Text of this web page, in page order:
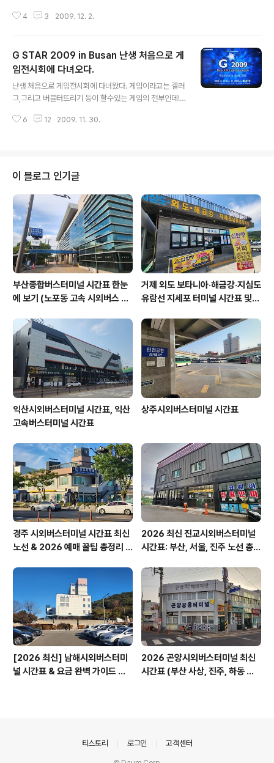
인들의 상권활성화에 큰 도움이 될것 같습니다 이미지 출
이렇게 차 없는 거리를 만들고, 그 자리에 크리스마스트리
로 가득 장식한것은 아주 긍정적이라고 봅니다! 이미지 출
처 http://www.btcf.kr/ 광복로입구의 시작을 알리는 크
리스마스트리 어른 키보다도더큰 트리들 썰매를 끄는 루돌
프사슴을 비롯하여, 트리의 아름다움을 찍기위해 모여든
사진작가들과, 서로 사랑의 눈빛을 전달하는 젊은 연인들,
4 3 2009. 12. 2.
G STAR 2009 in Busan 난생 처음으로 게
임전시회에 다녀오다.
난생 처음으로 게임전시회에 다녀왔다. 게임이라고는 겔러
그,그리고 버블터뜨리기 등이 할수있는 게임의 전부인데!
들 그러하였지만,못한다고 빠지기가 일수였고.그러한 게임
게임도 할줄 모르는 사람이다 -.- 나의 기억에 오늘 벡스코
에서 제과제빵박람회가 마지막날 이라는 생각에 발길을 움
직였다. 센텀시티지하철역에 내리자 온 기둥에 온라인게임
의 대형홍보물이 붙어있다.벡스코로 다가갈수록 벽면까지
대형광고의 물결이다.순간 나는 지금 여기 서 있는 곳이 어
디지? 현실인가!아니면, 게임속의 세계에 내가 들어와 ..
6 12 2009. 11. 30.
이 블로그 인기글
부산종합버스터미널 시간표 한눈
에 보기 (노포동 고속 시외버스 총
거제 외도 보타니아·해금강·지심도
유람선 지세포 터미널 시간표 및
익산시외버스터미널 시간표, 익산
고속버스터미널 시간표
상주시외버스터미널 시간표
경주 시외버스터미널 시간표 최신
노선 & 2026 예매 꿀팁 총정리 &
2026 최신 진교시외버스터미널
시간표: 부산, 서울, 진주 노선 총정
[2026 최신] 남해시외버스터미
널 시간표 & 요금 완벽 가이드 보
2026 곤양시외버스터미널 최신
시간표 (부산 사상, 진주, 하동 완
티스토리 로그인 고객센터